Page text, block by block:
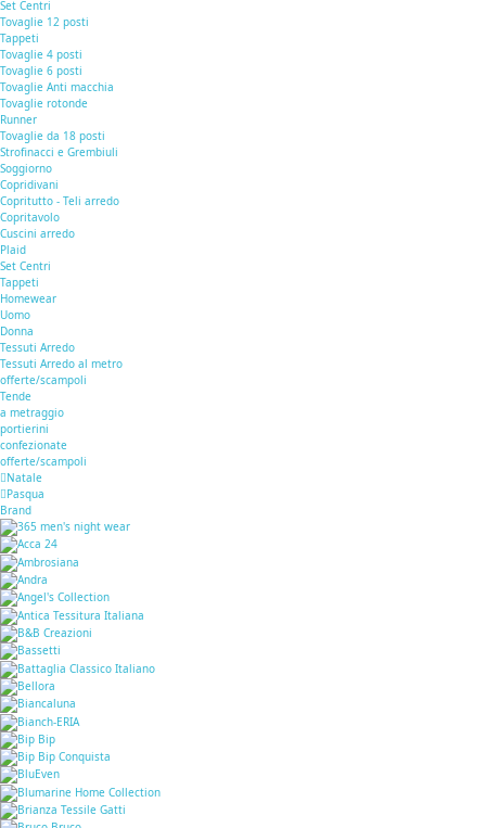
Set Centri
Tovaglie 12 posti
Tappeti
Tovaglie 4 posti
Tovaglie 6 posti
Tovaglie Anti macchia
Tovaglie rotonde
Runner
Tovaglie da 18 posti
Strofinacci e Grembiuli
Soggiorno
Copridivani
Copritutto - Teli arredo
Copritavolo
Cuscini arredo
Plaid
Set Centri
Tappeti
Homewear
Uomo
Donna
Tessuti Arredo
Tessuti Arredo al metro
offerte/scampoli
Tende
a metraggio
portierini
confezionate
offerte/scampoli
Natale
Pasqua
Brand